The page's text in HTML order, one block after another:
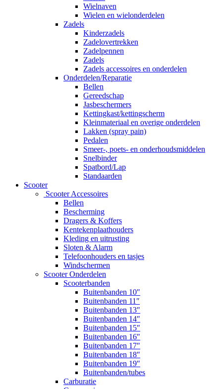
Wielnaven
Wielen en wielonderdelen
Zadels
Kinderzadels
Zadelovertrekken
Zadelpennen
Zadels
Zadels accessoires en onderdelen
Onderdelen/Reparatie
Bellen
Gereedschap
Jasbeschermers
Kettingkast/kettingscherm
Kleinmateriaal en overige onderdelen
Lakken (spray pain)
Pedalen
Smeer-, poets- en onderhoudsmiddelen
Snelbinder
Spatbord/Lap
Standaarden
Scooter
Scooter Accessoires
Bellen
Bescherming
Dragers & Koffers
Kentekenplaathouders
Kleding en uitrusting
Sloten & Alarm
Telefoonhouders en tasjes
Windschermen
Scooter Onderdelen
Scooterbanden
Buitenbanden 10″
Buitenbanden 11″
Buitenbanden 13″
Buitenbanden 14″
Buitenbanden 15″
Buitenbanden 16″
Buitenbanden 17″
Buitenbanden 18″
Buitenbanden 19″
Buitenbanden/tubes
Carburatie